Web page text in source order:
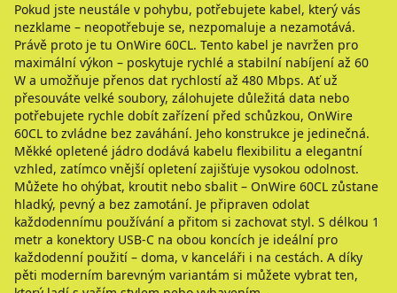
Pokud jste neustále v pohybu, potřebujete kabel, který vás
nezklame – neopotřebuje se, nezpomaluje a nezamotává.
Právě proto je tu OnWire 60CL. Tento kabel je navržen pro
maximální výkon – poskytuje rychlé a stabilní nabíjení až 60
W a umožňuje přenos dat rychlostí až 480 Mbps. Ať už
přesouváte velké soubory, zálohujete důležitá data nebo
potřebujete rychle dobít zařízení před schůzkou, OnWire
60CL to zvládne bez zaváhání. Jeho konstrukce je jedinečná.
Měkké opletené jádro dodává kabelu flexibilitu a elegantní
vzhled, zatímco vnější opletení zajišťuje vysokou odolnost.
Můžete ho ohýbat, kroutit nebo sbalit – OnWire 60CL zůstane
hladký, pevný a bez zamotání. Je připraven odolat
každodennímu používání a přitom si zachovat styl. S délkou 1
metr a konektory USB-C na obou koncích je ideální pro
každodenní použití – doma, v kanceláři i na cestách. A díky
pěti moderním barevným variantám si můžete vybrat ten,